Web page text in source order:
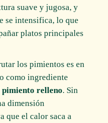
suave y jugosa, y
se intensifica, lo que
platos principales
los pimientos es en
como ingrediente
pimiento relleno. Sin
dimensión
que el calor saca a